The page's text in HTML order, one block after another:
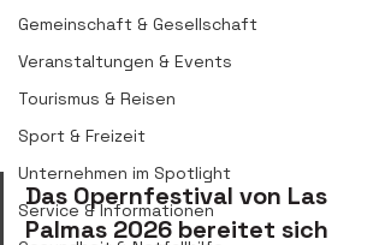
Gemeinschaft & Gesellschaft
Veranstaltungen & Events
Tourismus & Reisen
Sport & Freizeit
Unternehmen im Spotlight
Service & Informationen
Das Opernfestival von Las
Palmas 2026 bereitet sich